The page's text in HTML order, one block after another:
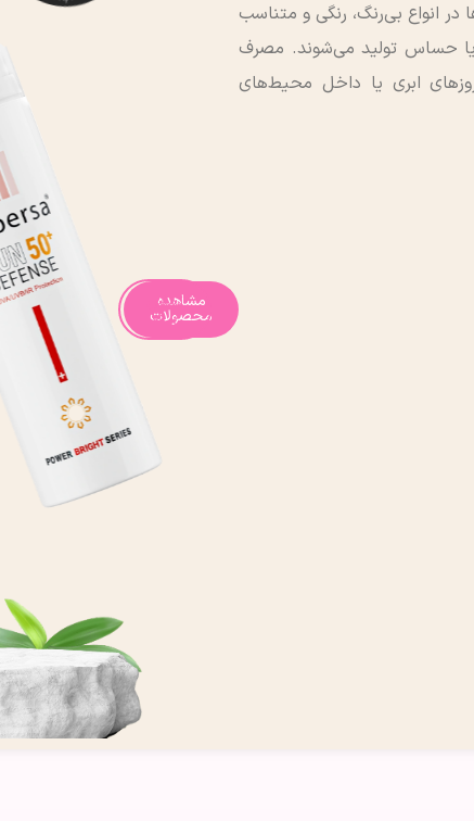
انواع بی‌رنگ، رنگی و متناسب
حساس تولید می‌شوند. مصرف
ابری یا داخل محیط‌های
مشاهده
محصولات
تماس
با ما